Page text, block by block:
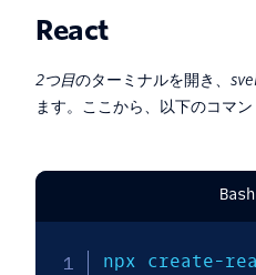
React
2つ目のターミナルを開き、
ます。ここから、以下のコマン
Bash